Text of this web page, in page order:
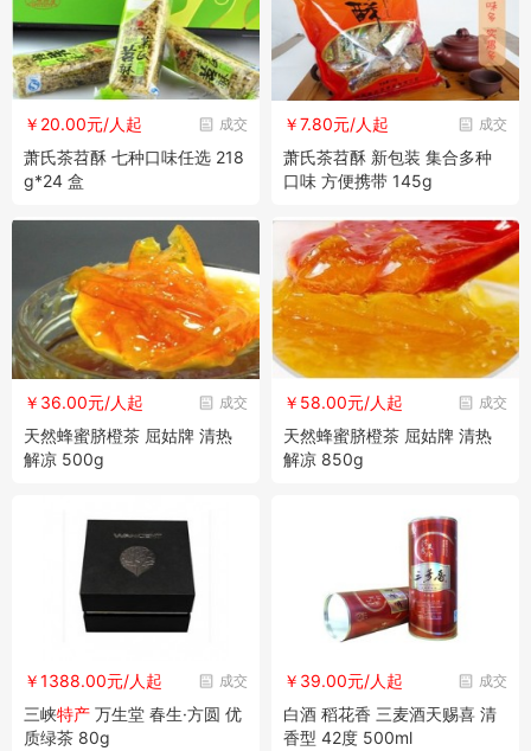
成交
￥20.00元/人起
萧氏茶苕酥 七种口味任选 218
g*24 盒
成交
￥7.80元/人起
萧氏茶苕酥 新包装 集合多种
口味 方便携带 145g
成交
￥36.00元/人起
天然蜂蜜脐橙茶 屈姑牌 清热
解凉 500g
成交
￥58.00元/人起
天然蜂蜜脐橙茶 屈姑牌 清热
解凉 850g
成交
￥1388.00元/人起
三峡特产 万生堂 春生·方圆 优
质绿茶 80g
成交
￥39.00元/人起
白酒 稻花香 三麦酒天赐喜 清
香型 42度 500ml